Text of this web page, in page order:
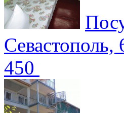
Севастополь,
450